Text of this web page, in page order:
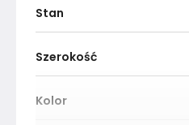
Stan
Szerokość
Kolor